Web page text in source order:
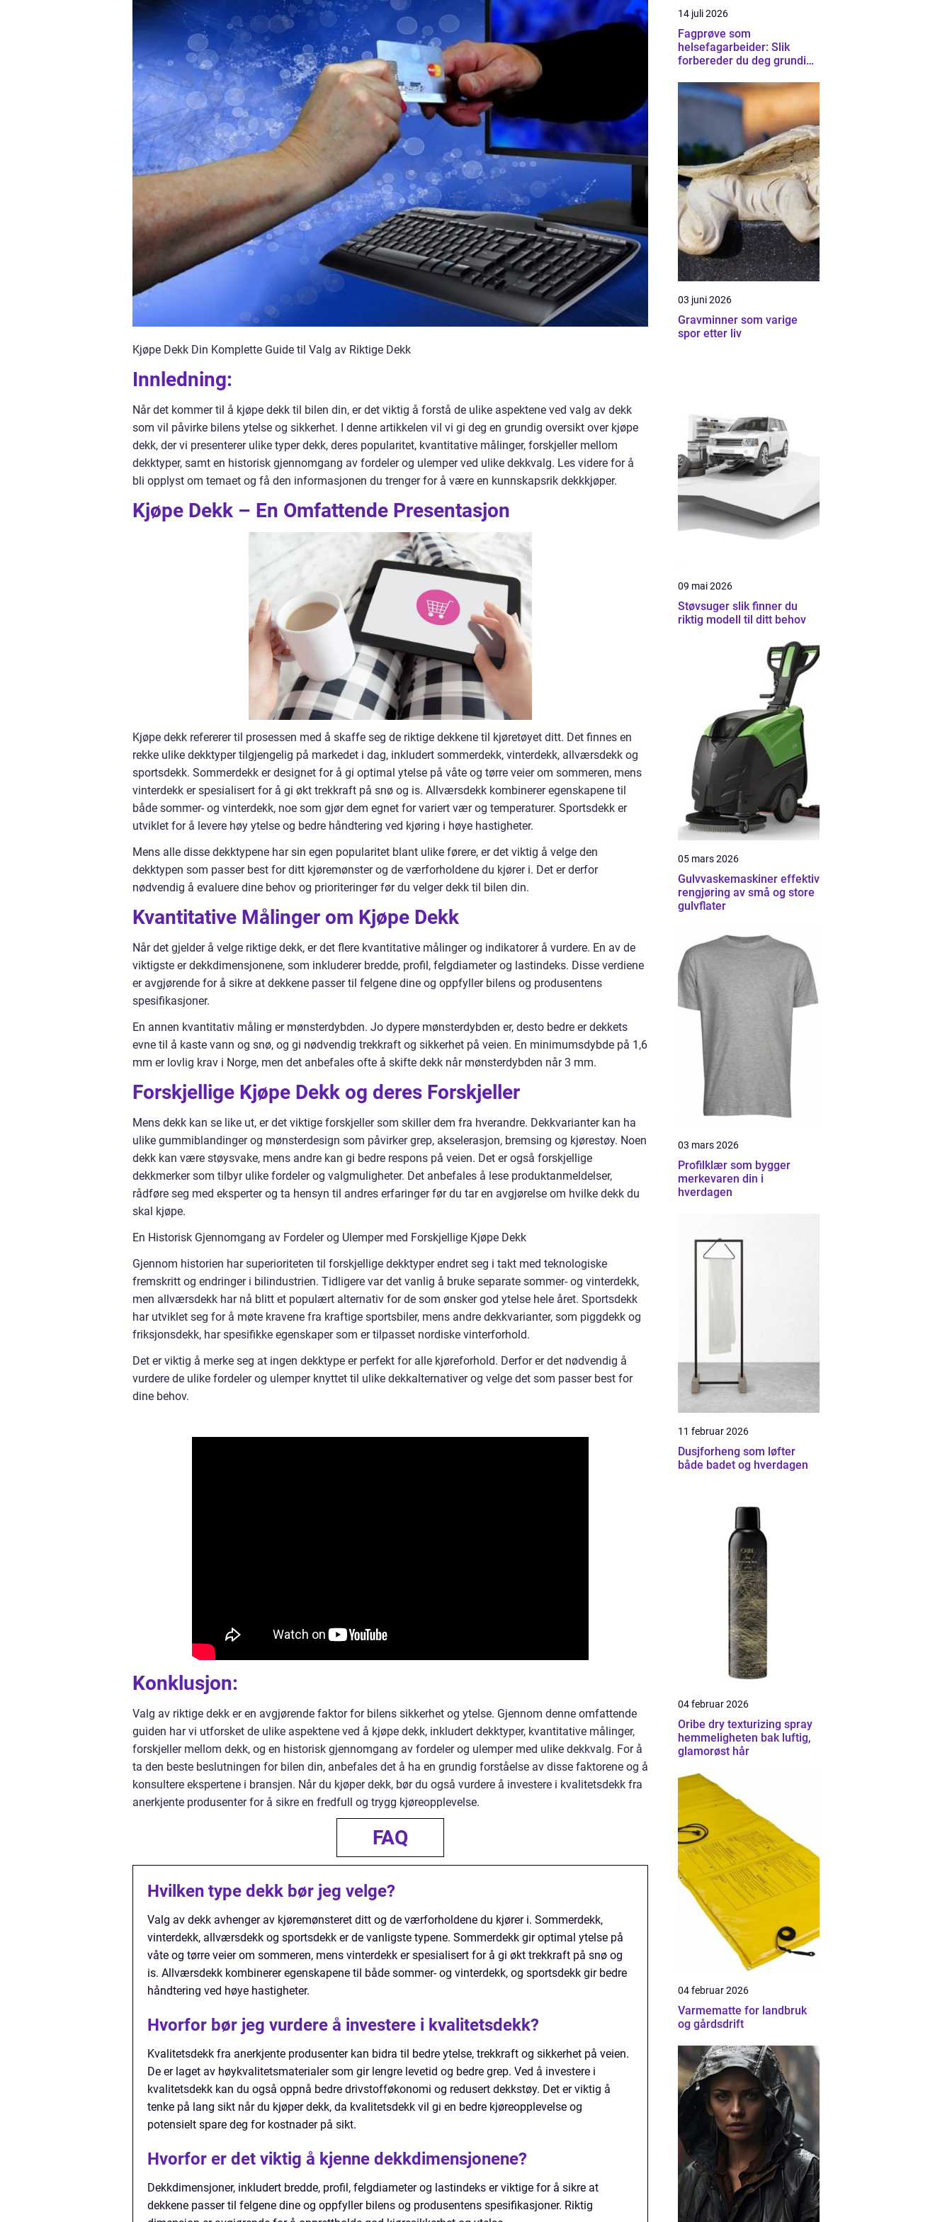
Kjøpe Dekk Din Komplette Guide til Valg av Riktige Dekk
Innledning:
Når det kommer til å kjøpe dekk til bilen din, er det viktig å forstå de ulike aspektene ved valg av dekk
som vil påvirke bilens ytelse og sikkerhet. I denne artikkelen vil vi gi deg en grundig oversikt over kjøpe
dekk, der vi presenterer ulike typer dekk, deres popularitet, kvantitative målinger, forskjeller mellom
dekktyper, samt en historisk gjennomgang av fordeler og ulemper ved ulike dekkvalg. Les videre for å
bli opplyst om temaet og få den informasjonen du trenger for å være en kunnskapsrik dekkkjøper.
Kjøpe Dekk – En Omfattende Presentasjon
Kjøpe dekk refererer til prosessen med å skaffe seg de riktige dekkene til kjøretøyet ditt. Det finnes en
rekke ulike dekktyper tilgjengelig på markedet i dag, inkludert sommerdekk, vinterdekk, allværsdekk og
sportsdekk. Sommerdekk er designet for å gi optimal ytelse på våte og tørre veier om sommeren, mens
vinterdekk er spesialisert for å gi økt trekkraft på snø og is. Allværsdekk kombinerer egenskapene til
både sommer- og vinterdekk, noe som gjør dem egnet for variert vær og temperaturer. Sportsdekk er
utviklet for å levere høy ytelse og bedre håndtering ved kjøring i høye hastigheter.
Mens alle disse dekktypene har sin egen popularitet blant ulike førere, er det viktig å velge den
dekktypen som passer best for ditt kjøremønster og de værforholdene du kjører i. Det er derfor
nødvendig å evaluere dine behov og prioriteringer før du velger dekk til bilen din.
Kvantitative Målinger om Kjøpe Dekk
Når det gjelder å velge riktige dekk, er det flere kvantitative målinger og indikatorer å vurdere. En av de
viktigste er dekkdimensjonene, som inkluderer bredde, profil, felgdiameter og lastindeks. Disse verdiene
er avgjørende for å sikre at dekkene passer til felgene dine og oppfyller bilens og produsentens
spesifikasjoner.
En annen kvantitativ måling er mønsterdybden. Jo dypere mønsterdybden er, desto bedre er dekkets
evne til å kaste vann og snø, og gi nødvendig trekkraft og sikkerhet på veien. En minimumsdybde på 1,6
mm er lovlig krav i Norge, men det anbefales ofte å skifte dekk når mønsterdybden når 3 mm.
Forskjellige Kjøpe Dekk og deres Forskjeller
Mens dekk kan se like ut, er det viktige forskjeller som skiller dem fra hverandre. Dekkvarianter kan ha
ulike gummiblandinger og mønsterdesign som påvirker grep, akselerasjon, bremsing og kjørestøy. Noen
dekk kan være støysvake, mens andre kan gi bedre respons på veien. Det er også forskjellige
dekkmerker som tilbyr ulike fordeler og valgmuligheter. Det anbefales å lese produktanmeldelser,
rådføre seg med eksperter og ta hensyn til andres erfaringer før du tar en avgjørelse om hvilke dekk du
skal kjøpe.
En Historisk Gjennomgang av Fordeler og Ulemper med Forskjellige Kjøpe Dekk
Gjennom historien har superioriteten til forskjellige dekktyper endret seg i takt med teknologiske
fremskritt og endringer i bilindustrien. Tidligere var det vanlig å bruke separate sommer- og vinterdekk,
men allværsdekk har nå blitt et populært alternativ for de som ønsker god ytelse hele året. Sportsdekk
har utviklet seg for å møte kravene fra kraftige sportsbiler, mens andre dekkvarianter, som piggdekk og
friksjonsdekk, har spesifikke egenskaper som er tilpasset nordiske vinterforhold.
Det er viktig å merke seg at ingen dekktype er perfekt for alle kjøreforhold. Derfor er det nødvendig å
vurdere de ulike fordeler og ulemper knyttet til ulike dekkalternativer og velge det som passer best for
dine behov.
Konklusjon:
Valg av riktige dekk er en avgjørende faktor for bilens sikkerhet og ytelse. Gjennom denne omfattende
guiden har vi utforsket de ulike aspektene ved å kjøpe dekk, inkludert dekktyper, kvantitative målinger,
forskjeller mellom dekk, og en historisk gjennomgang av fordeler og ulemper med ulike dekkvalg. For å
ta den beste beslutningen for bilen din, anbefales det å ha en grundig forståelse av disse faktorene og å
konsultere ekspertene i bransjen. Når du kjøper dekk, bør du også vurdere å investere i kvalitetsdekk fra
anerkjente produsenter for å sikre en fredfull og trygg kjøreopplevelse.
FAQ
Hvilken type dekk bør jeg velge?
Valg av dekk avhenger av kjøremønsteret ditt og de værforholdene du kjører i. Sommerdekk,
vinterdekk, allværsdekk og sportsdekk er de vanligste typene. Sommerdekk gir optimal ytelse på
våte og tørre veier om sommeren, mens vinterdekk er spesialisert for å gi økt trekkraft på snø og
is. Allværsdekk kombinerer egenskapene til både sommer- og vinterdekk, og sportsdekk gir bedre
håndtering ved høye hastigheter.
Hvorfor bør jeg vurdere å investere i kvalitetsdekk?
Kvalitetsdekk fra anerkjente produsenter kan bidra til bedre ytelse, trekkraft og sikkerhet på veien.
De er laget av høykvalitetsmaterialer som gir lengre levetid og bedre grep. Ved å investere i
kvalitetsdekk kan du også oppnå bedre drivstofføkonomi og redusert dekkstøy. Det er viktig å
tenke på lang sikt når du kjøper dekk, da kvalitetsdekk vil gi en bedre kjøreopplevelse og
potensielt spare deg for kostnader på sikt.
Hvorfor er det viktig å kjenne dekkdimensjonene?
Dekkdimensjoner, inkludert bredde, profil, felgdiameter og lastindeks er viktige for å sikre at
dekkene passer til felgene dine og oppfyller bilens og produsentens spesifikasjoner. Riktig
14 juli 2026
Fagprøve som
helsefagarbeider: Slik
forbereder du deg grundig
eksamen
03 juni 2026
Gravminner som varige
spor etter liv
09 mai 2026
Støvsuger slik finner du
riktig modell til ditt behov
05 mars 2026
Gulvvaskemaskiner effektiv
rengjøring av små og store
gulvflater
03 mars 2026
Profilklær som bygger
merkevaren din i
hverdagen
11 februar 2026
Dusjforheng som løfter
både badet og hverdagen
04 februar 2026
Oribe dry texturizing spray
hemmeligheten bak luftig,
glamorøst hår
04 februar 2026
Varmematte for landbruk
og gårdsdrift